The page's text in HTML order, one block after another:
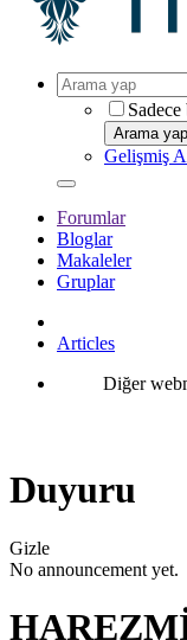
Sadece
Arama yap
Gelişmiş
Forumlar
Bloglar
Makaleler
Gruplar
Articles
Diğer
Duyuru
Gizle
No announcement yet.